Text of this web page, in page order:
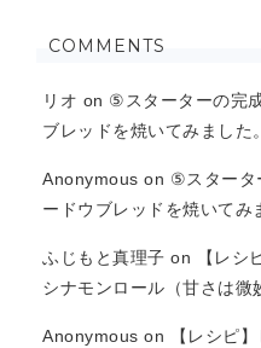
COMMENTS
リオ on ⑤スターターの完
ブレッドを焼いてみました。
Anonymous on ⑤スタータ
ードウブレッドを焼いてみ
ふじもと真理子 on
【レシ
シナモンロール（甘さは微
Anonymous on
【レシピ